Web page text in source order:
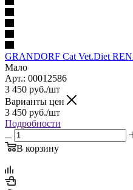
GRANDORF Cat Vet.Diet
Мало
Арт.: 00012586
3 450 руб./шт
Варианты цен
3 450 руб./шт
Подробности
В корзину